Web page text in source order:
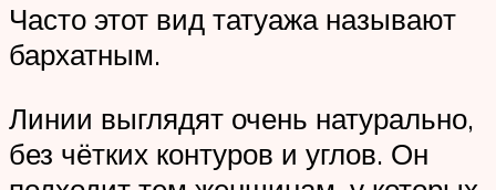
Часто этот вид татуажа называют
бархатным.
Линии выглядят очень натурально,
без чётких контуров и углов. Он